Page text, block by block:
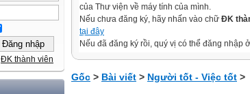
ĐK thành viên
của Thư viện về máy tính của mình.
Nếu chưa đăng ký, hãy nhấn vào chữ ĐK
tại đây
Nếu đã đăng ký rồi, quý vị có thể đăng nhập
Gốc > Bài viết > Người tốt - Việc tốt >